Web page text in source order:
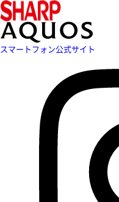
スマートフォン公式サイト